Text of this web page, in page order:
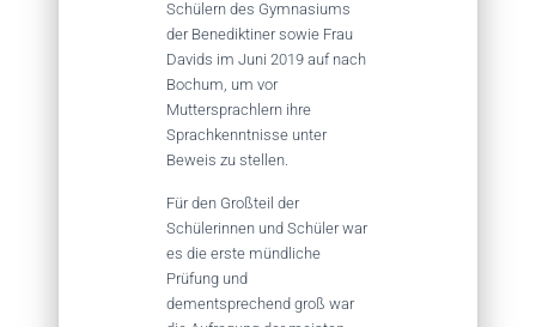
Schülern des Gymnasiums
der Benediktiner sowie Frau
Davids im Juni 2019 auf nach
Bochum, um vor
Muttersprachlern ihre
Sprachkenntnisse unter
Beweis zu stellen.
Für den Großteil der
Schülerinnen und Schüler war
es die erste mündliche
Prüfung und
dementsprechend groß war